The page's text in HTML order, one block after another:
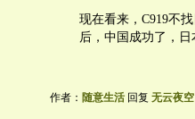
现在看来，C919不
后，中国成功了，日
作者： 随意生活 回复 无云夜空